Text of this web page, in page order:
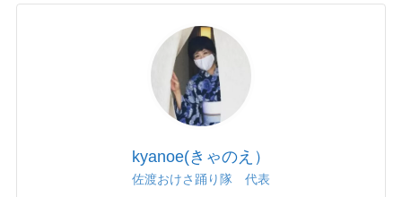
kyanoe(きゃのえ）
佐渡おけさ踊り隊 代表